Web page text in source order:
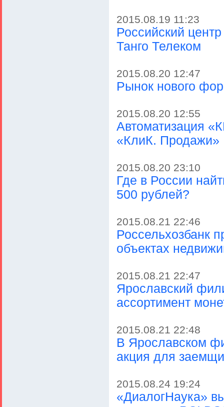
2015.08.19 11:23
Российский
Танго Телеком
2015.08.20 12:47
Рынок нового
2015.08.20 12:55
Автоматизация
«КлиК. Продажи»
2015.08.20 23:10
Где в России
500 рублей?
2015.08.21 22:46
Россельхозбанк
объектах
2015.08.21 22:47
Ярославский
ассортимент
2015.08.21 22:48
В Ярославском
акция для
2015.08.24 19:24
«ДиалогНаука»